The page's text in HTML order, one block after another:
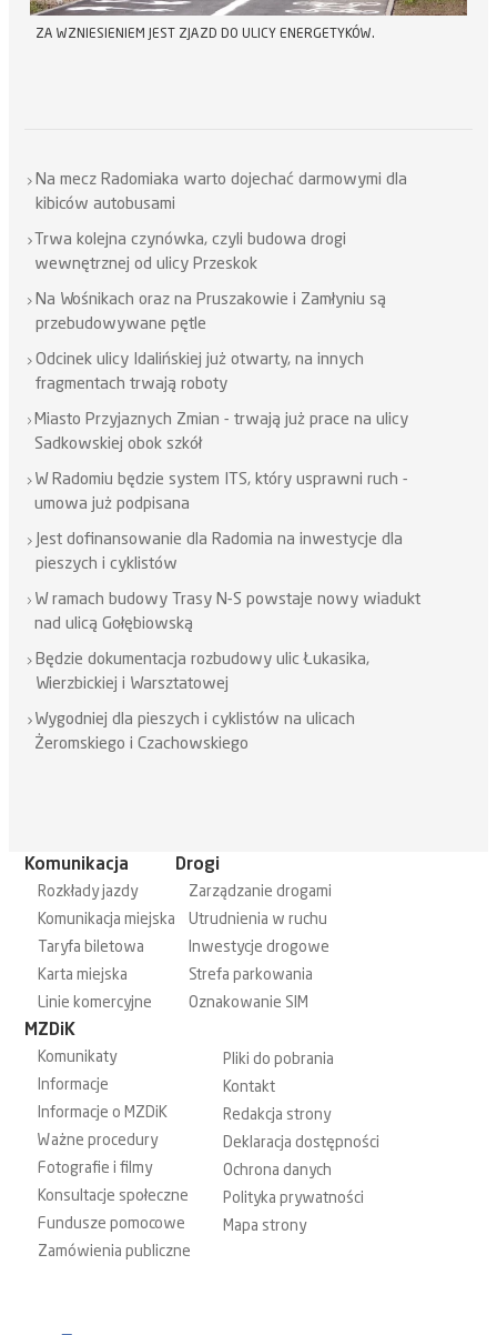
ZA WZNIESIENIEM JEST ZJAZD DO ULICY ENERGETYKÓW.
Na mecz Radomiaka warto dojechać darmowymi dla
kibiców autobusami
Trwa kolejna czynówka, czyli budowa drogi
wewnętrznej od ulicy Przeskok
Na Wośnikach oraz na Pruszakowie i Zamłyniu są
przebudowywane pętle
Odcinek ulicy Idalińskiej już otwarty, na innych
fragmentach trwają roboty
Miasto Przyjaznych Zmian - trwają już prace na ulicy
Sadkowskiej obok szkół
W Radomiu będzie system ITS, który usprawni ruch -
umowa już podpisana
Jest dofinansowanie dla Radomia na inwestycje dla
pieszych i cyklistów
W ramach budowy Trasy N-S powstaje nowy wiadukt
nad ulicą Gołębiowską
Będzie dokumentacja rozbudowy ulic Łukasika,
Wierzbickiej i Warsztatowej
Wygodniej dla pieszych i cyklistów na ulicach
Żeromskiego i Czachowskiego
Komunikacja
Rozkłady jazdy
Komunikacja miejska
Taryfa biletowa
Karta miejska
Linie komercyjne
Drogi
Zarządzanie drogami
Utrudnienia w ruchu
Inwestycje drogowe
Strefa parkowania
Oznakowanie SIM
MZDiK
Komunikaty
Informacje
Informacje o MZDiK
Ważne procedury
Fotografie i filmy
Konsultacje społeczne
Fundusze pomocowe
Zamówienia publiczne
Pliki do pobrania
Kontakt
Redakcja strony
Deklaracja dostępności
Ochrona danych
Polityka prywatności
Mapa strony